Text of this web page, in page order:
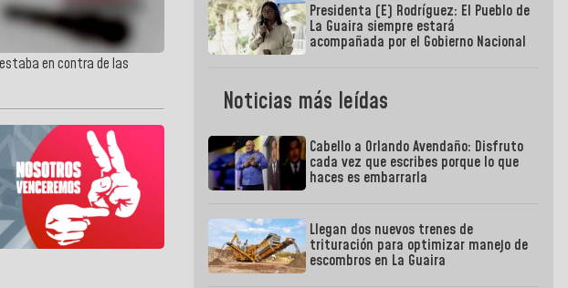
en contra de las
Presidenta (E) Rodríguez: El Pueblo de
La Guaira siempre estará
acompañada por el Gobierno Nacional
Noticias más leídas
Cabello a Orlando Avendaño: Disfruto
cada vez que escribes porque lo que
haces es embarrarla
Llegan dos nuevos trenes de
trituración para optimizar manejo de
escombros en La Guaira